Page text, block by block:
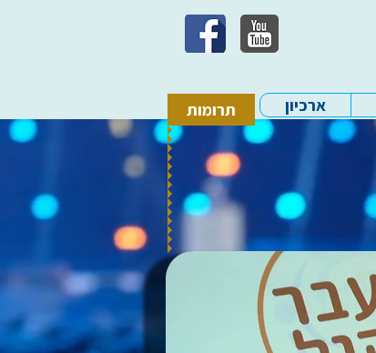
תרומות ארכיון